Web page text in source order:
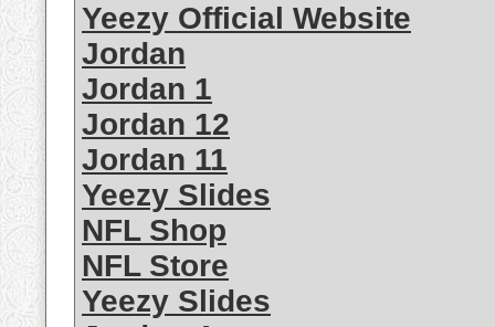
Yeezy Official Website
Jordan
Jordan 1
Jordan 12
Jordan 11
Yeezy Slides
NFL Shop
NFL Store
Yeezy Slides